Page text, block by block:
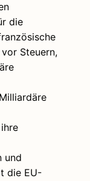
die
Steuern,
und
die EU-